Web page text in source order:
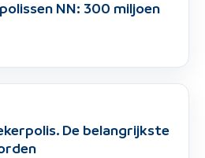
NN: 300 miljoen
De belangrijkste